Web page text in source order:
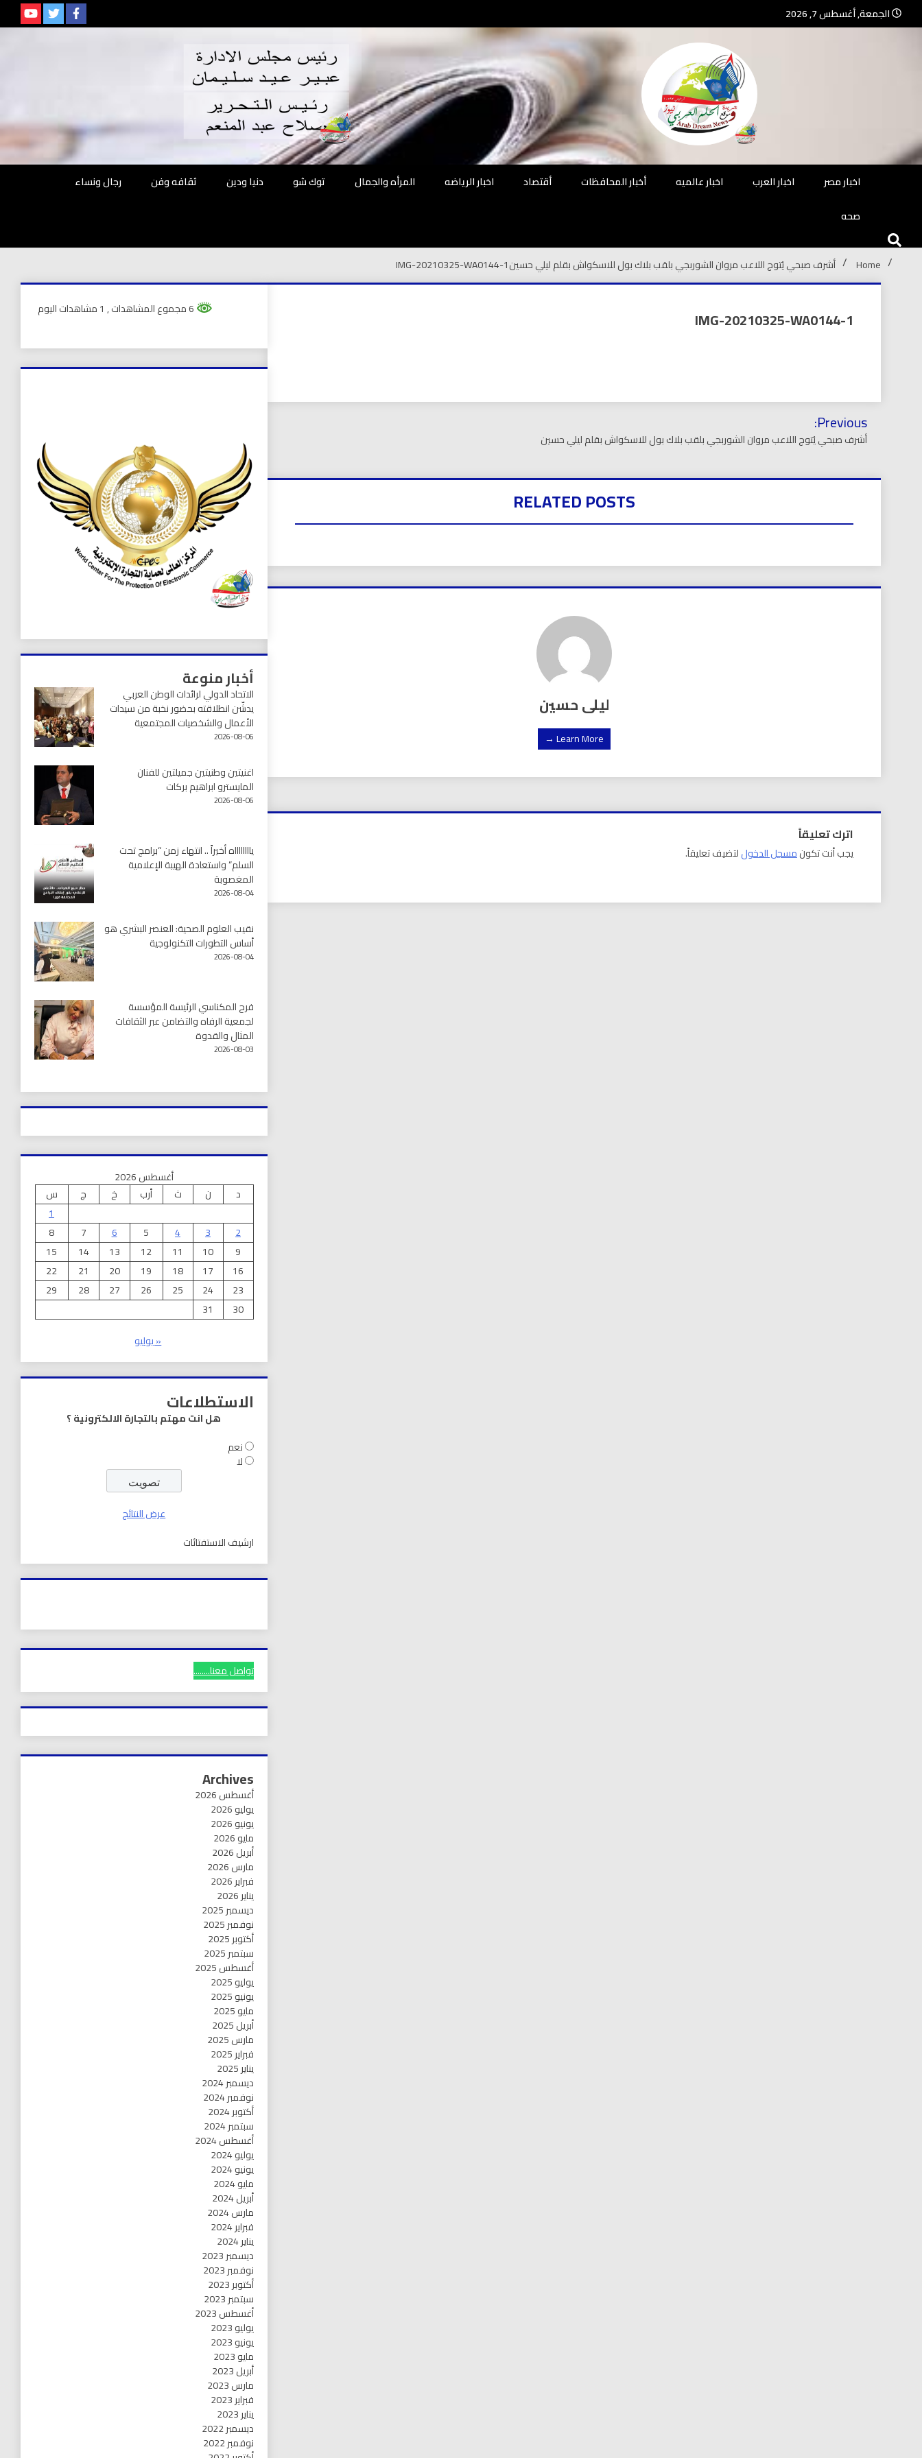
الجمعة, أغسطس 7, 2026
جريدة الحلم
العربي نيوز
جريدة مستقلة – صحافة تضيئ لك الواقع
اخبار مصر
اخبار العرب اخبار عالميه أخبار المحافظات أقتصاد اخبار الرياضه المرأه والجمال توك شو دنيا ودين ثقافه وفن
رجال ونساء
صحه
Home أشرف صبحي يُتوج اللاعب مروان الشوربجي بلقب بلاك بول للاسكواش بقلم ليلي حسينIMG-20210325-WA0144-1
IMG-20210325-WA0144-1
تصفّح
المقالات
Previous:
أشرف صبحي يُتوج اللاعب مروان الشوربجي بلقب بلاك بول للاسكواش بقلم ليلي حسين
RELATED POSTS
ليلى حسين
Learn More →
اترك تعليقاً
يجب أنت تكونمسجل الدخوللتضيف تعليقاً.
, 1 مشاهدات اليوم
أخبار منوعة
الاتحاد الدولي لرائدات الوطن العربي
يدشّن انطلاقته بحضور نخبة من سيدات
الأعمال والشخصيات المجتمعية
2026-08-06
اغنيتين وطنيتين جميلتين للفنان
المايسترو ابراهيم بركات
2026-08-06
يااااااااه أخيراً .. انتهاء زمن “برامج تحت
السلم” واستعادة الهيبة الإعلامية
المغصوبة
2026-08-04
نقيب العلوم الصحية: العنصر البشري هو
أساس التطورات التكنولوجية
2026-08-04
فرح المكناسي الرئيسة المؤسسة
لجمعية الرفاه والتضامن عبر الثقافات
المثال والقدوة
2026-08-03
أغسطس 2026
د
ن ث أرب خ ج
س
1
2
3
4
5
6
7
8
9
10
11
12
13
14
15
16
17
18
19
20
21
22
23
24
25
26
27
28
29
30
31
« يوليو
الاستطلاعات
هل انت مهتم بالتجارة الالكترونية ؟
نعم
لا
عرض النتائج
ارشيف الاستفتائات
تواصل معنا........
Archives
أغسطس 2026
يوليو 2026
يونيو 2026
مايو 2026
أبريل 2026
مارس 2026
فبراير 2026
يناير 2026
ديسمبر 2025
نوفمبر 2025
أكتوبر 2025
سبتمبر 2025
أغسطس 2025
يوليو 2025
يونيو 2025
مايو 2025
أبريل 2025
مارس 2025
فبراير 2025
يناير 2025
ديسمبر 2024
نوفمبر 2024
أكتوبر 2024
سبتمبر 2024
أغسطس 2024
يوليو 2024
يونيو 2024
مايو 2024
أبريل 2024
مارس 2024
فبراير 2024
يناير 2024
ديسمبر 2023
نوفمبر 2023
أكتوبر 2023
سبتمبر 2023
أغسطس 2023
يوليو 2023
يونيو 2023
مايو 2023
أبريل 2023
مارس 2023
فبراير 2023
يناير 2023
ديسمبر 2022
نوفمبر 2022